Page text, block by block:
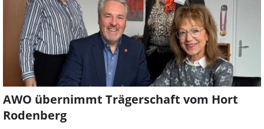
AWO übernimmt Trägerschaft vom Hort
Rodenberg